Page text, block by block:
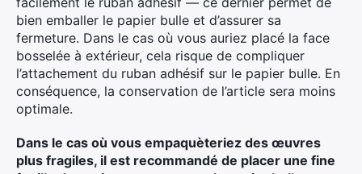
bien emballer le papier bulle et d’assurer sa
fermeture. Dans le cas où vous auriez placé la face
bosselée à extérieur, cela risque de compliquer
l’attachement du ruban adhésif sur le papier bulle. En
conséquence, la conservation de l’article sera moins
optimale.
Dans le cas où vous empaquèteriez des œuvres
plus fragiles, il est recommandé de placer une fine
Rechercher
: